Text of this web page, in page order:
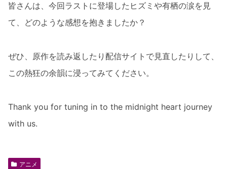
皆さんは、今回ラストに登場したヒズミや有栖の涙を見
て、どのような感想を抱きましたか？
ぜひ、原作を読み返したり配信サイトで見直したりして、
この熱狂の余韻に浸ってみてください。
Thank you for tuning in to the midnight heart journey
with us.
アニメ